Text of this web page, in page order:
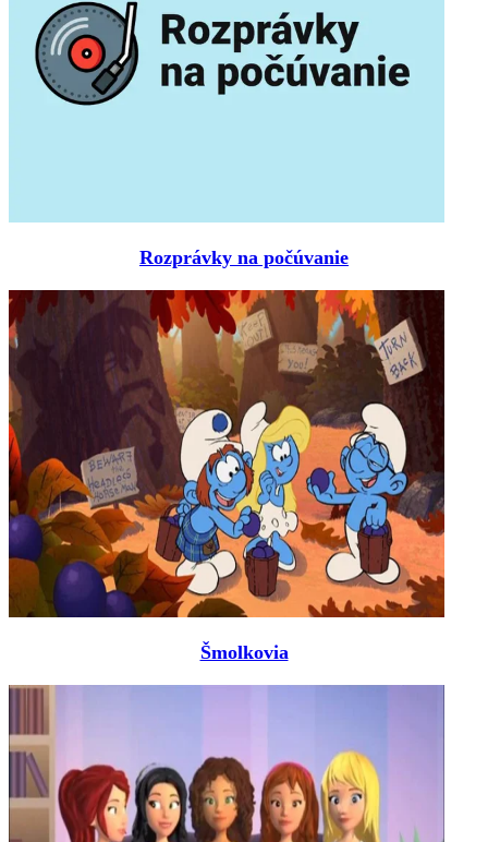
Rozprávky na počúvanie
Šmolkovia